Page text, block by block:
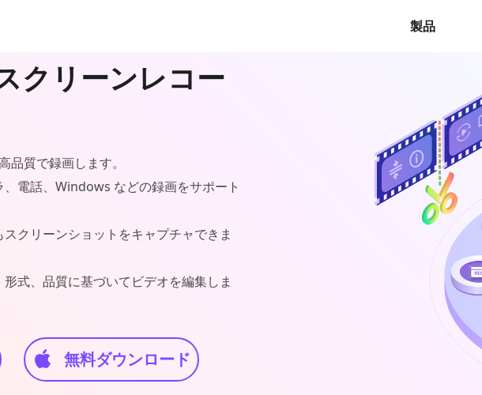
製品
クリーンレコー
品質で録画します。
電話、Windows などの録画をサポート
クリーンショットをキャプチャできま
式、品質に基づいてビデオを編集しま
無料ダウンロード